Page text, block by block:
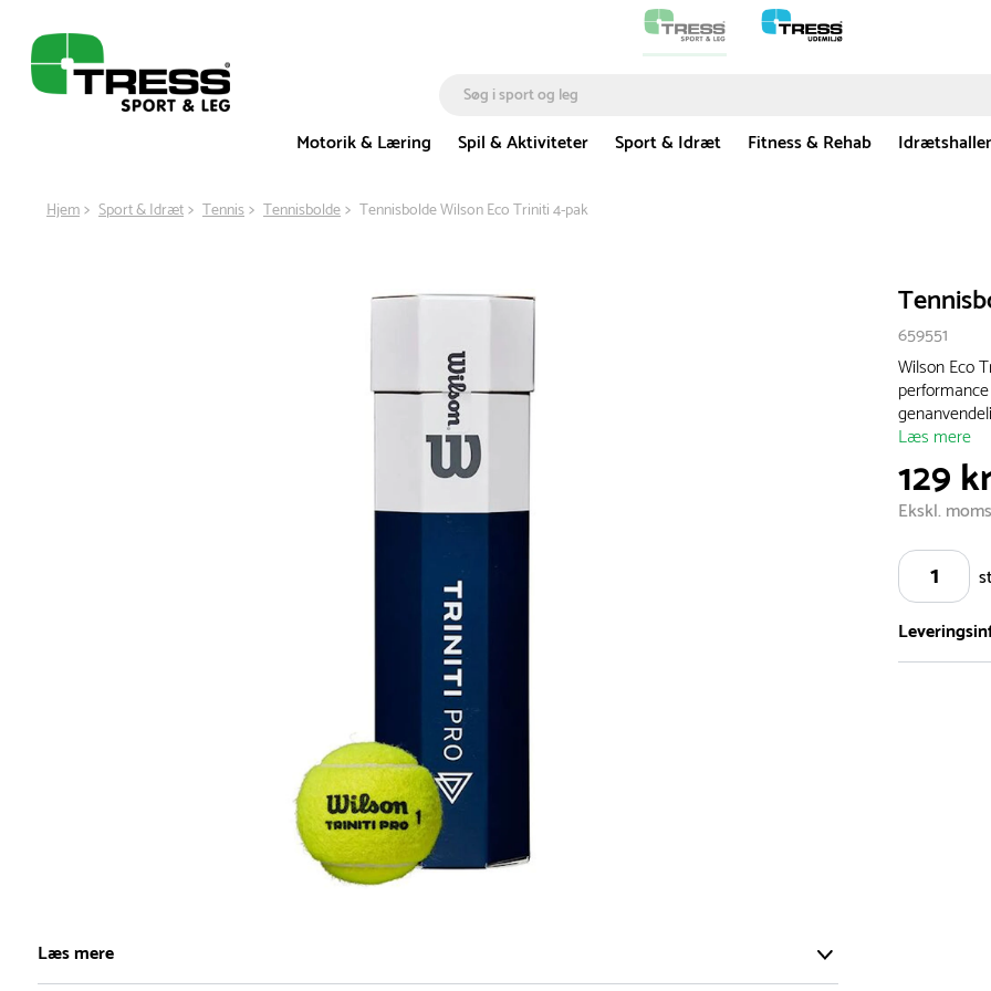
Motorik & Læring
Spil & Aktiviteter Sport & Idræt Fitness & Rehab
Hjem Sport & Idræt Tennis Tennisbolde Tennisbolde Wilson Eco Triniti 4-pak
1
of
Læs mere
659551
Wilson Eco
Læs mere
129
Ekskl. moms